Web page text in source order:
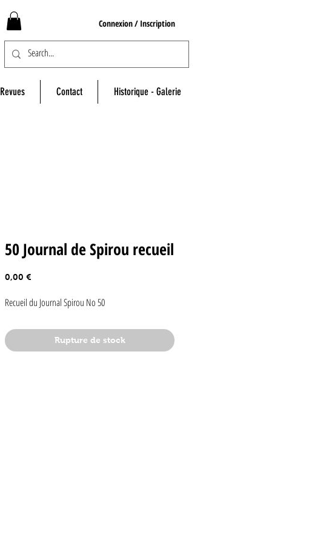
Connexion / Inscription
Revues Contact Historique - Galerie
50 Journal de Spirou recueil
0,00 €
Recueil du Journal Spirou No 50
Rupture de stock